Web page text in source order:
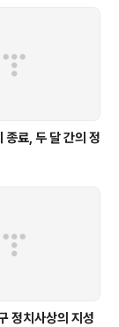
료, 두 달 간의 정
정치사상의 지성